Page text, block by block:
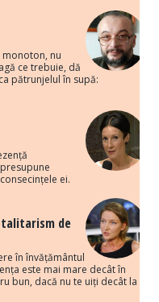
nu
ce trebuie, dă
pătrunjelul în supă:
ei.
de
în învățământul
este mai mare decât în
bun, dacă nu te uiți decât la